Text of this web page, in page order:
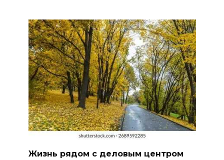
Жизнь рядом с деловым центром